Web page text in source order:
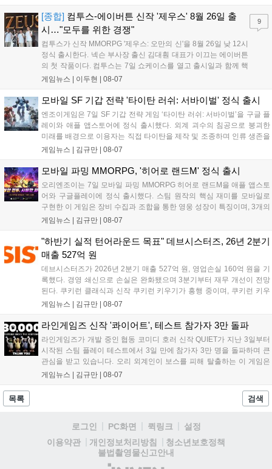
서는 대회 규정에 따라 별도의 유니폼을 착용할 계획이다....
[종합] 컴투스-에이버튼 신작 '제우스' 8월 26일 출
시…"모두를 위한 경쟁"
컴투스가 신작 MMORPG '제우스: 오만의 신'을 8월 26일 낮 12시
정식 출시한다. 넥슨 부사장 출신 김대훤 대표가 이끄는 에이버튼
의 첫 작품이다. 컴투스는 7일 쇼케이스를 열고 출시일과 함께 핵
심 콘텐츠, 유료화 정책, 운영 방향을 공개했다. 캐릭터명 선점은
의 오만으로 균열이...
게임뉴스 | 이두현 08-07
9
모바일 SF 기갑 전략 '타이탄 러쉬: 서바이벌' 정식 출시
엔조이게임은 7일 SF 기갑 전략 게임 ‘타이탄 러쉬: 서바이벌’을 구글 플
레이와 애플 앱스토어에 정식 출시했다. 외계 괴수의 침공으로 붕괴한
미래를 배경으로 이용자는 직접 타이탄을 제작 및 조종하며 인류 생존을
위한 전투를 펼친다. 지휘관 모집, 피난처 운영, 연맹 협동 콘텐츠가 특징
지원 보상을 제공한다. 상세 내용은 공식 커뮤니티에서 확인 가능하다....
게임뉴스 | 김규만 08-07
모바일 파밍 MMORPG, '히어로 랜드M' 정식 출시
오리엔조이는 7일 모바일 파밍 MMORPG 히어로 랜드M을 애플 앱스토
어와 구글플레이에 정식 출시했다. 스팀 원작의 핵심 재미를 모바일로
구현한 이 게임은 장비 수집과 조합을 통한 영웅 성장이 특징이며, 3개의
무기 스킬을 활용한 전략적 전투와 길드전 등 다양한 콘텐츠를 제공한
혜택을 지급하며, 상세 내용은 공식 라운지에서 확인할 수 있다. 이용자
는 게임 접속 및 주요 콘텐츠 플레이를 통해 성장을 지원받을 수 있다....
게임뉴스 | 김규만 08-07
"하반기 실적 턴어라운드 목표" 데브시스터즈, 26년 2분기
매출 527억 원
데브시스터즈가 2026년 2분기 매출 527억 원, 영업손실 160억 원을 기
록했다. 경영 쇄신으로 손실은 완화됐으며 3분기부터 재무 개선이 전망
된다. 쿠키런 클래식과 신작 쿠키런 키우기가 흥행 중이며, 쿠키런 키우
기는 13일 첫 업데이트를 시작으로 2주 간격의 콘텐츠를 제공한다. 또한
이다. 회사는 비용 효율화와 신작 흥행을 통해 하반기 실적 턴어라운드
를 이끌 방침이다....
게임뉴스 | 김규만 08-07
라인게임즈 신작 '콰이어트', 테스트 참가자 3만 돌파
라인게임즈가 개발 중인 협동 코미디 호러 신작 QUIET가 지난 3일부터
시작된 스팀 플레이 테스트에서 3일 만에 참가자 3만 명을 돌파하며 큰
관심을 받고 있습니다. 오리 외계인이 보스를 피해 탈출하는 이 게임은
최대 4인 협동을 지원하며, 소음 관리와 물리 법칙을 활용한 전략적 플레
을 개선 중이며, 상세 정보는 스팀 페이지에서 확인 가능합니다....
게임뉴스 | 김규만 08-07
목록 검색
로그인 PC화면 퀵링크
설정
이용약관
개인정보처리방침
청소년보호정책
불법촬영물신고안내